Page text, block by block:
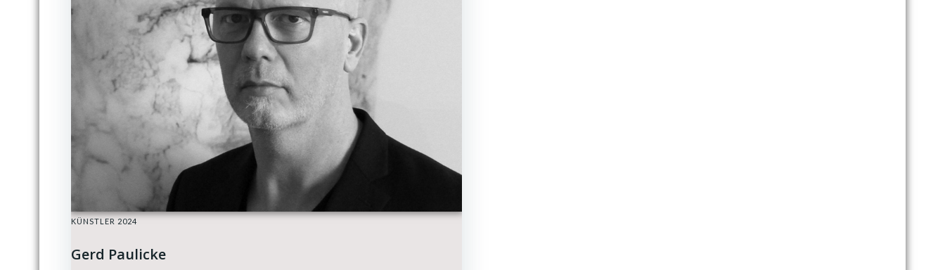
KÜNSTLER 2024
Gerd Paulicke